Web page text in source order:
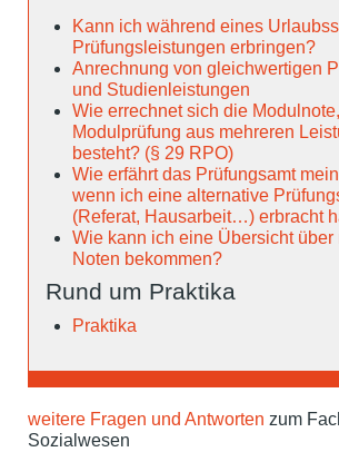
Kann ich während eines
Prüfungsleistungen erbringen?
Anrechnung von gleichwertigen
und Studienleistungen
Wie errechnet sich die
Modulprüfung aus mehreren
besteht? (§ 29 RPO)
Wie erfährt das Prüfungsamt
wenn ich eine alternative
(Referat, Hausarbeit…) erbracht
Wie kann ich eine Übersicht über
Noten bekommen?
Rund um Praktika
Praktika
weitere Fragen und Antworten zum
Sozialwesen